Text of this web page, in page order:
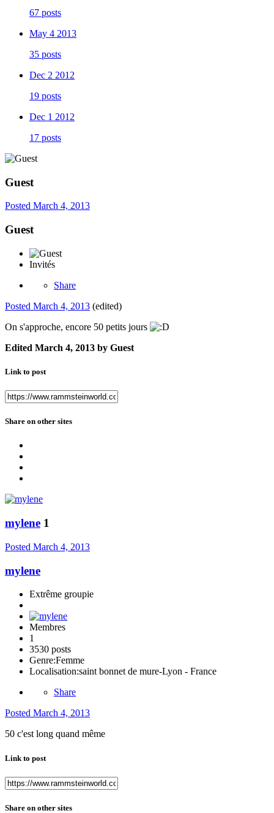
67 posts
May 4 2013
35 posts
Dec 2 2012
19 posts
Dec 1 2012
17 posts
Guest
Posted March 4, 2013
Guest
Invités
Share
Posted March 4, 2013 (edited)
On s'approche, encore 50 petits jours
Edited March 4, 2013 by Guest
Link to post
Share on other sites
mylene 1
Posted March 4, 2013
mylene
Extrême groupie
Membres
1
3530 posts
Genre:Femme
Localisation:saint bonnet de mure-Lyon - France
Share
Posted March 4, 2013
50 c'est long quand même
Link to post
Share on other sites